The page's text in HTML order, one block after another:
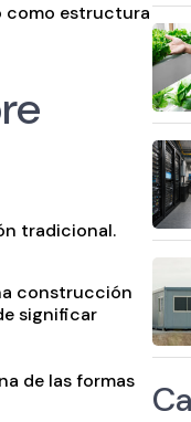
como estructura
tradicional.
construcción
significar
de las formas